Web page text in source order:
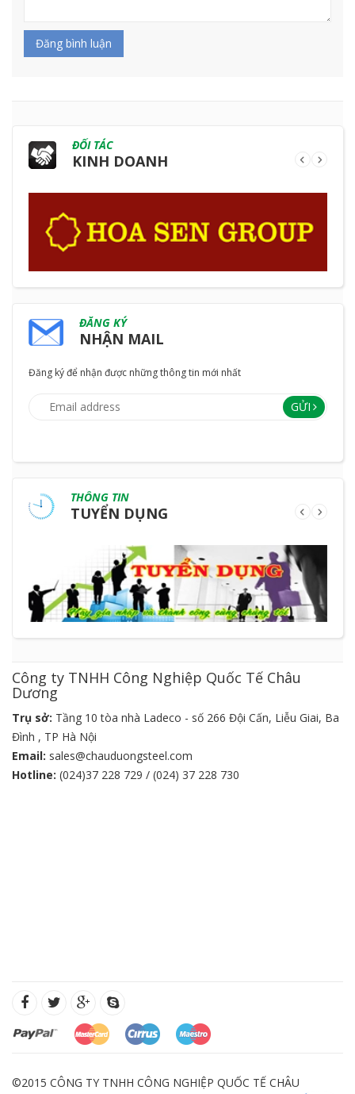
Đăng bình luận
ĐỐI TÁC
KINH DOANH
ĐĂNG KÝ
NHẬN MAIL
Đăng ký để nhận được những thông tin mới nhất
GỬI
THÔNG TIN
TUYỂN DỤNG
Công ty TNHH Công Nghiệp Quốc Tế Châu
Dương
Trụ sở: Tầng 10 tòa nhà Ladeco - số 266 Đội Cấn, Liễu Giai, Ba
Đình , TP Hà Nội
Email: sales@chauduongsteel.com
Hotline: (024)37 228 729 / (024) 37 228 730
©2015 CÔNG TY TNHH CÔNG NGHIỆP QUỐC TẾ CHÂU